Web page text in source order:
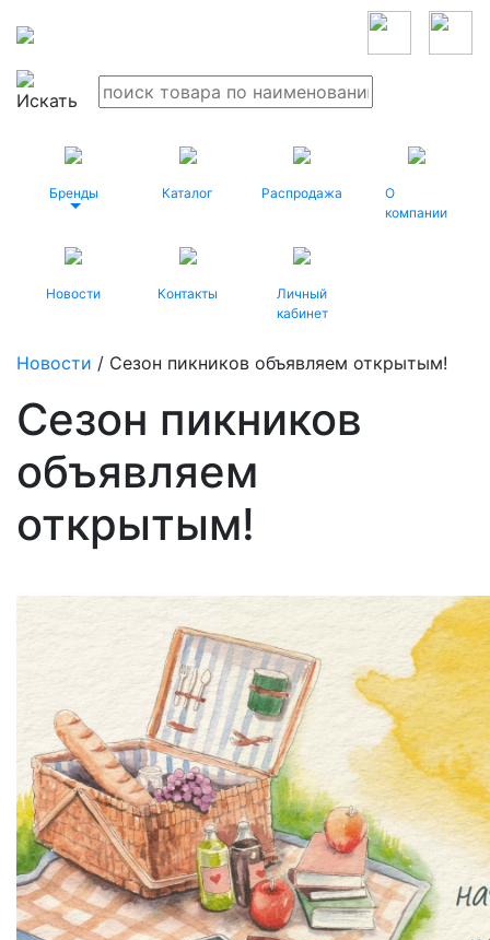
Бренды Каталог Распродажа
О
компании
Новости Контакты
Личный
кабинет
Новости / Сезон пикников объявляем открытым!
Сезон пикников
объявляем
открытым!